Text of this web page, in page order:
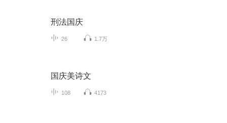
刑法国庆
26 1.7万
国庆美诗文
108 4173